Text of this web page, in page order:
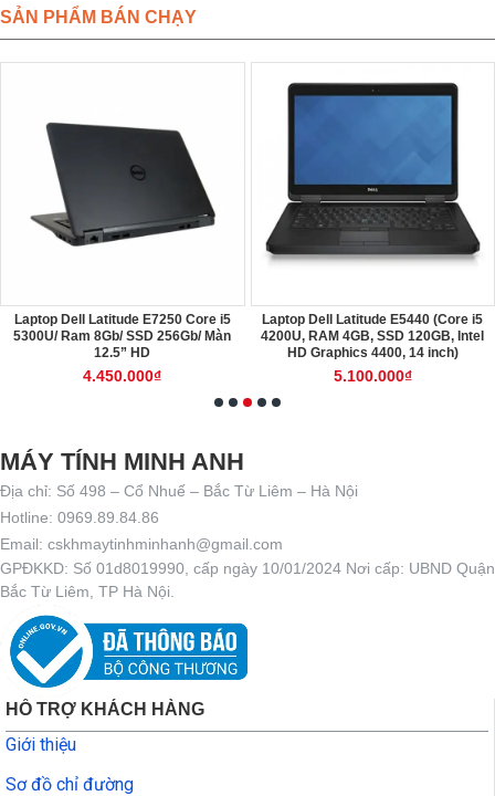
SẢN PHẨM BÁN CHẠY
Laptop Dell Latitude E7250 Core i5
5300U/ Ram 8Gb/ SSD 256Gb/ Màn
12.5” HD
4.450.000₫
Laptop Dell Latitude E5440 (Core i5
4200U, RAM 4GB, SSD 120GB, Intel
HD Graphics 4400, 14 inch)
5.100.000₫
MÁY TÍNH MINH ANH
Địa chỉ: Số 498 – Cổ Nhuế – Bắc Từ Liêm – Hà Nội
Hotline: 0969.89.84.86
Email: cskhmaytinhminhanh@gmail.com
GPĐKKD: Số 01d8019990, cấp ngày 10/01/2024 Nơi cấp: UBND Quận
Bắc Từ Liêm, TP Hà Nội.
HỖ TRỢ KHÁCH HÀNG
Giới thiệu
Sơ đồ chỉ đường